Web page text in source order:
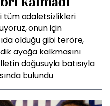
tüm adaletsizlikleri
onun için
olduğu gibi teröre,
ayağa kalkmasını
doğusuyla batısıyla
bulundu